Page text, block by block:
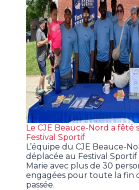
Le CJE Beauce-Nord a fêté
Festival Sportif
L’équipe du CJE Beauce-
déplacée au Festival Sportif
Marie avec plus de 30
engagées pour toute la fin
passée.